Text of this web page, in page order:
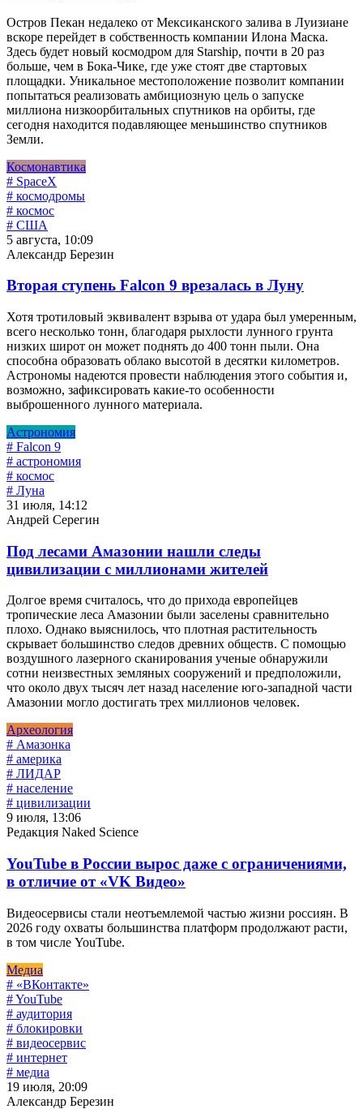
Остров Пекан недалеко от Мексиканского залива в Луизиане
вскоре перейдет в собственность компании Илона Маска.
Здесь будет новый космодром для Starship, почти в 20 раз
больше, чем в Бока-Чике, где уже стоят две стартовых
площадки. Уникальное местоположение позволит компании
попытаться реализовать амбициозную цель о запуске
миллиона низкоорбитальных спутников на орбиты, где
сегодня находится подавляющее меньшинство спутников
Земли.
Космонавтика
# SpaceX
# космодромы
# космос
# США
5 августа, 10:09
Александр Березин
Вторая ступень Falcon 9 врезалась в Луну
Хотя тротиловый эквивалент взрыва от удара был умеренным,
всего несколько тонн, благодаря рыхлости лунного грунта
низких широт он может поднять до 400 тонн пыли. Она
способна образовать облако высотой в десятки километров.
Астрономы надеются провести наблюдения этого события и,
возможно, зафиксировать какие-то особенности
выброшенного лунного материала.
Астрономия
# Falcon 9
# астрономия
# космос
# Луна
31 июля, 14:12
Андрей Серегин
Под лесами Амазонии нашли следы
цивилизации с миллионами жителей
Долгое время считалось, что до прихода европейцев
тропические леса Амазонии были заселены сравнительно
плохо. Однако выяснилось, что плотная растительность
скрывает большинство следов древних обществ. С помощью
воздушного лазерного сканирования ученые обнаружили
сотни неизвестных земляных сооружений и предположили,
что около двух тысяч лет назад население юго-западной части
Амазонии могло достигать трех миллионов человек.
Археология
# Амазонка
# америка
# ЛИДАР
# население
# цивилизации
9 июля, 13:06
Редакция Naked Science
YouTube в России вырос даже с ограничениями,
в отличие от «VK Видео»
Видеосервисы стали неотъемлемой частью жизни россиян. В
2026 году охваты большинства платформ продолжают расти,
в том числе YouTube.
Медиа
# «ВКонтакте»
# YouTube
# аудитория
# блокировки
# видеосервис
# интернет
# медиа
19 июля, 20:09
Александр Березин